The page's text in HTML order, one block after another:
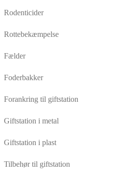
Rodenticider
Rottebekæmpelse
Fælder
Foderbakker
Forankring til giftstation
Giftstation i metal
Giftstation i plast
Tilbehør til giftstation